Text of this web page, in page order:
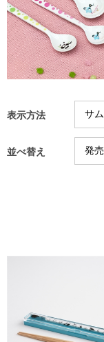
表示方法
並べ替え